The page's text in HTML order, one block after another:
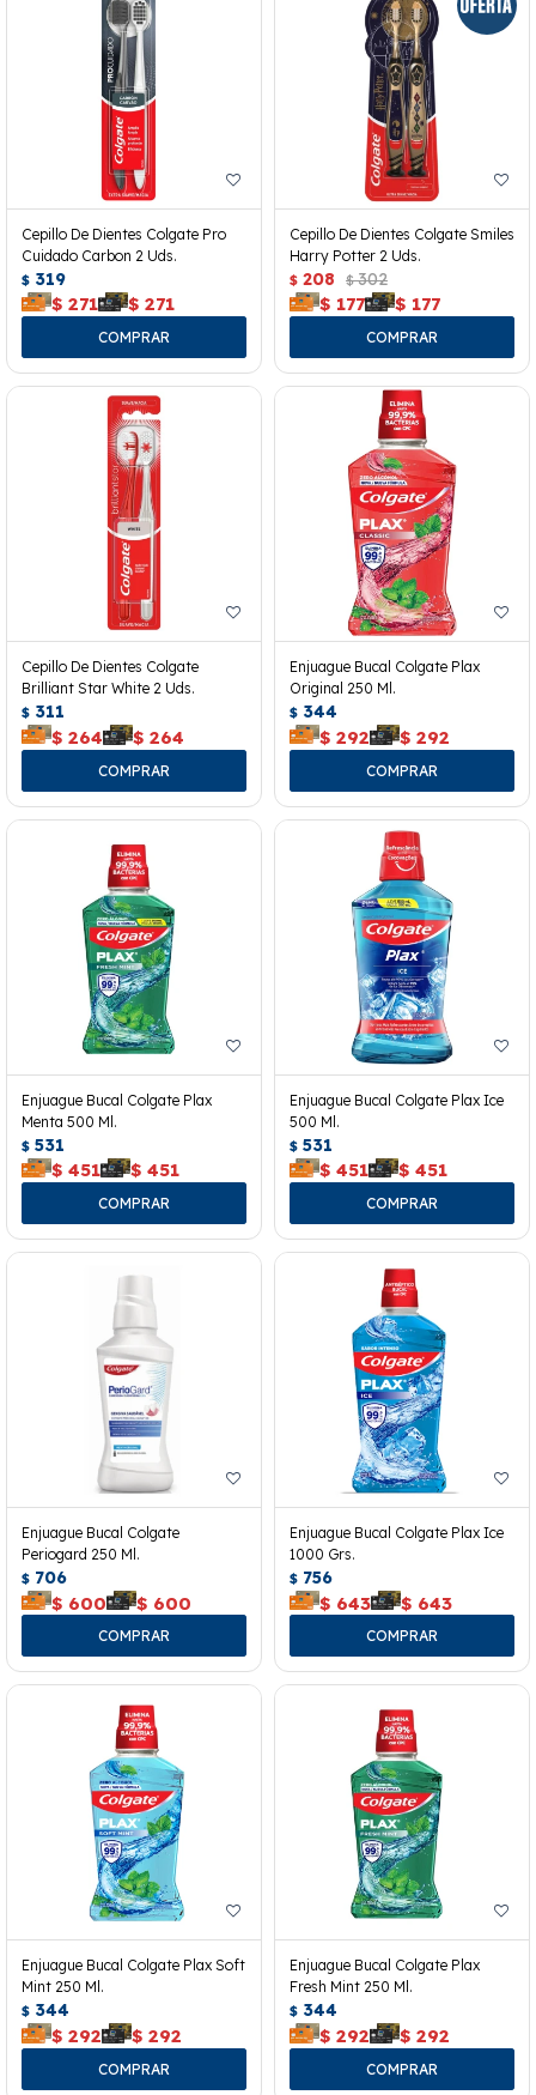
Cepillo De Dientes Colgate Pro
Cuidado Carbon 2 Uds.
$ 319
$ 271 $ 271
Cepillo De Dientes Colgate Smiles
Harry Potter 2 Uds.
$ 208 $ 302
$ 177 $ 177
Cepillo De Dientes Colgate
Brilliant Star White 2 Uds.
$ 311
$ 264 $ 264
Enjuague Bucal Colgate Plax
Original 250 Ml.
$ 344
$ 292 $ 292
Enjuague Bucal Colgate Plax
Menta 500 Ml.
$ 531
$ 451 $ 451
Enjuague Bucal Colgate Plax Ice
500 Ml.
$ 531
$ 451 $ 451
Enjuague Bucal Colgate
Periogard 250 Ml.
$ 706
$ 600 $ 600
Enjuague Bucal Colgate Plax Ice
1000 Grs.
$ 756
$ 643 $ 643
Enjuague Bucal Colgate Plax Soft
Mint 250 Ml.
$ 344
$ 292 $ 292
Enjuague Bucal Colgate Plax
Fresh Mint 250 Ml.
$ 344
$ 292 $ 292